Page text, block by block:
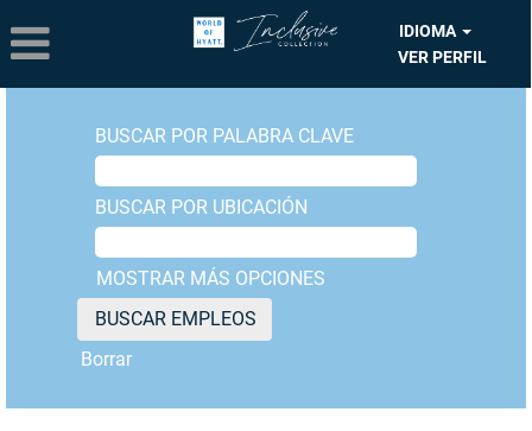
IDIOMA
VER PERFIL
BUSCAR POR PALABRA CLAVE
BUSCAR POR UBICACIÓN
MOSTRAR MÁS OPCIONES
Borrar